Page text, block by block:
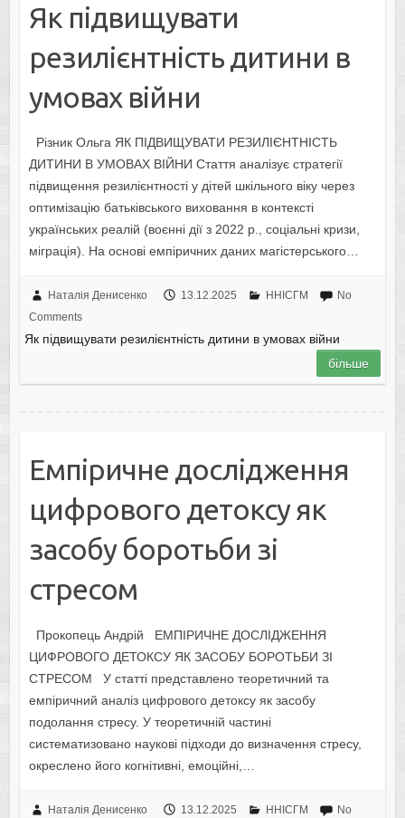
Як підвищувати
резилієнтність дитини в
умовах війни
Різник Ольга ЯК ПІДВИЩУВАТИ РЕЗИЛІЄНТНІСТЬ
ДИТИНИ В УМОВАХ ВІЙНИ Стаття аналізує стратегії
підвищення резилієнтності у дітей шкільного віку через
оптимізацію батьківського виховання в контексті
українських реалій (воєнні дії з 2022 р., соціальні кризи,
міграція). На основі емпіричних даних магістерського…
Наталія Денисенко 13.12.2025 ННІСГМ
No
Comments
Як підвищувати резилієнтність дитини в умовах війни
більше
Емпіричне дослідження
цифрового детоксу як
засобу боротьби зі
стресом
Прокопець Андрій ЕМПІРИЧНЕ ДОСЛІДЖЕННЯ
ЦИФРОВОГО ДЕТОКСУ ЯК ЗАСОБУ БОРОТЬБИ ЗІ
СТРЕСОМ У статті представлено теоретичний та
емпіричний аналіз цифрового детоксу як засобу
подолання стресу. У теоретичній частині
систематизовано наукові підходи до визначення стресу,
окреслено його когнітивні, емоційні,…
Наталія Денисенко 13.12.2025 ННІСГМ
No